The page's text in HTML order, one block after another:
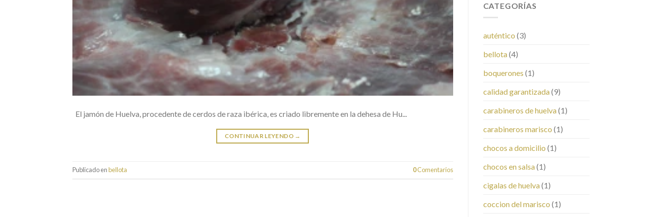
El jamón de Huelva, procedente de cerdos de raza ibérica, es criado libremente en la dehesa de Hu...
CONTINUAR LEYENDO →
Publicado enbellota 0Comentarios
CATEGORÍAS
auténtico (3)
bellota(4)
boquerones (1)
calidad garantizada(9)
carabineros de huelva(1)
carabineros marisco (1)
chocos a domicilio (1)
chocos en salsa(1)
cigalas de huelva(1)
coccion del marisco (1)